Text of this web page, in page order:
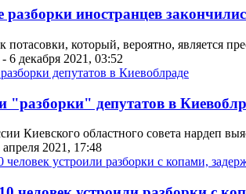
иностранцев
который, вероятно, является
- 6 декабря 2021, 03:52
"разборки" депутатов в
Киевского областного совета нардеп
апреля 2021, 17:48